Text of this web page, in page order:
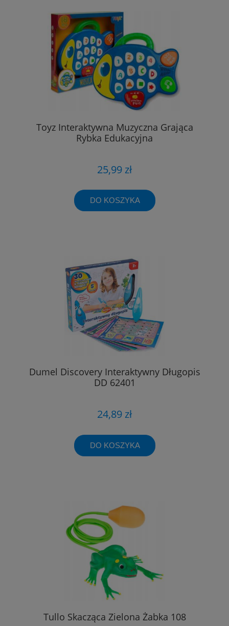
Toyz Interaktywna Muzyczna Grająca
Rybka Edukacyjna
25,99 zł
DO KOSZYKA
Dumel Discovery Interaktywny Długopis
DD 62401
24,89 zł
DO KOSZYKA
Tullo Skacząca Zielona Żabka 108